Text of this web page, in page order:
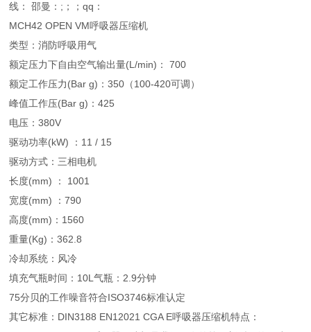
线： 邵曼：;；；qq：
MCH42 OPEN VM呼吸器压缩机
类型：消防呼吸用气
额定压力下自由空气输出量(L/min)： 700
额定工作压力(Bar g)：350（100-420可调）
峰值工作压(Bar g)：425
电压：380V
驱动功率(kW) ：11 / 15
驱动方式：三相电机
长度(mm) ： 1001
宽度(mm) ：790
高度(mm)：1560
重量(Kg)：362.8
冷却系统：风冷
填充气瓶时间：10L气瓶：2.9分钟
75分贝的工作噪音符合ISO3746标准认定
其它标准：DIN3188 EN12021 CGA E呼吸器压缩机特点：